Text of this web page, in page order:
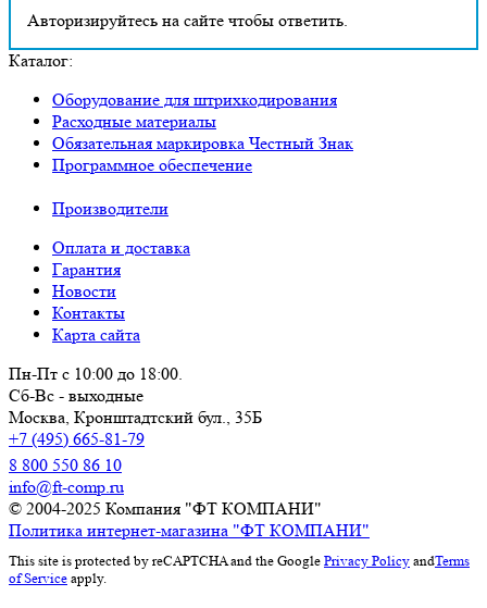
Авторизируйтесь на сайте чтобы ответить.
Каталог:
Оборудование для штрихкодирования
Расходные материалы
Обязательная маркировка Честный Знак
Программное обеспечение
Производители
Оплата и доставка
Гарантия
Новости
Контакты
Карта сайта
Пн-Пт с 10:00 до 18:00.
Сб-Вс - выходные
Москва, Кронштадтский бул., 35Б
+7 (495) 665-81-79
8 800 550 86 10
info@ft-comp.ru
© 2004-2025 Компания "ФТ КОМПАНИ"
Политика интернет-магазина "ФТ КОМПАНИ"
This site is protected by reCAPTCHA and the Google Privacy Policy andTerms
of Service apply.